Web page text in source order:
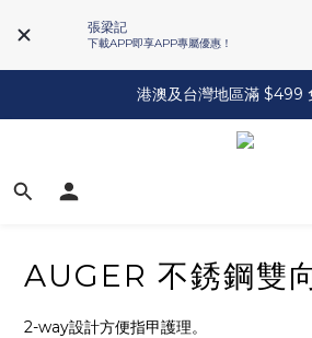
張梁記
下載APP即享APP專屬優惠！
港澳及台灣地區滿 $499
AUGER 不銹鋼雙
2-way設計方便指甲護理。